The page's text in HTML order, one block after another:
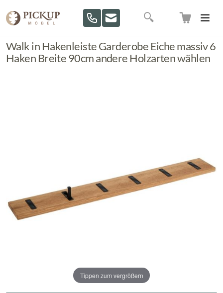
Suche
Walk in Hakenleiste Garderobe Eiche massiv 6
Haken Breite 90cm andere Holzarten wählen
Tippen zum vergrößern